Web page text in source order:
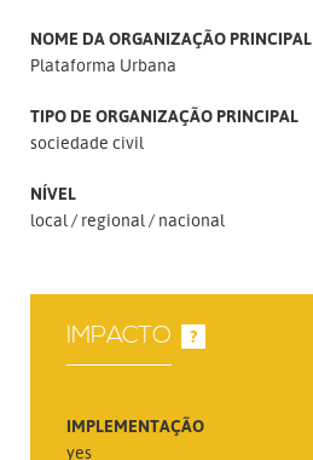
NOME DA ORGANIZAÇÃO PRINCIPAL
Plataforma Urbana
TIPO DE ORGANIZAÇÃO PRINCIPAL
sociedade civil
NÍVEL
local
regional nacional
IMPACTO ?
IMPLEMENTAÇÃO
yes